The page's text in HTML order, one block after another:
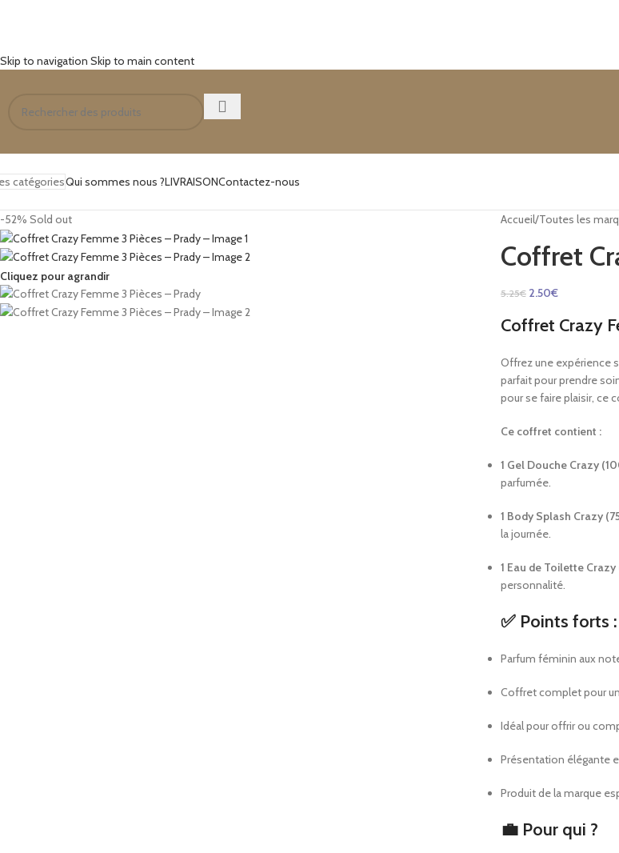
Skip to navigation Skip to main content
catégoriesQui sommes nous ?LIVRAISONContactez-nous
-52% Sold out
Cliquez pour agrandir
Accueil/Toutes les
Coffret
5.25€ 2.50€
Coffret Crazy
Offrez une expérience
parfait pour prendre
pour se faire plaisir, ce
Ce coffret contient :
1 Gel Douche Crazy
parfumée.
1 Body Splash Crazy
la journée.
1 Eau de Toilette
personnalité.
✅ Points forts :
Parfum féminin aux
Coffret complet pour
Idéal pour offrir ou
Présentation élégante
Produit de la marque
💼 Pour qui ?